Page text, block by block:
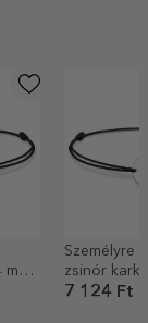
Személyre
zsinór
es gyöngy
7 124 Ft